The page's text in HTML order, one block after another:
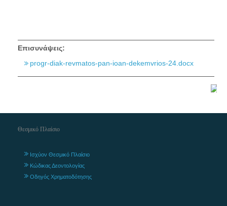
Επισυνάψεις:
progr-diak-revmatos-pan-ioan-dekemvrios-24.docx
Θεσμικό Πλαίσιο
Ισχύον Θεσμικό Πλαίσιο
Κώδικας Δεοντολογίας
Οδηγός Χρηματοδότησης